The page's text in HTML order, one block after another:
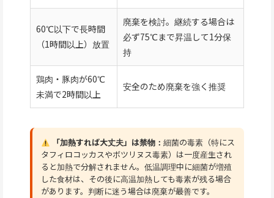
60℃以下で長時間
（1時間以上）放置
廃棄を検討。継続する場合は
必ず75℃まで昇温して1分保
持
鶏肉・豚肉が60℃
未満で2時間以上
安全のため廃棄を強く推奨
「加熱すれば大丈夫」は禁物： 細菌の毒素（特にス
タフィロコッカスやボツリヌス毒素）は一度産生され
ると加熱で分解されません。低温調理中に細菌が増殖
した食材は、その後に高温加熱しても毒素が残る場合
があります。判断に迷う場合は廃棄が最善です。